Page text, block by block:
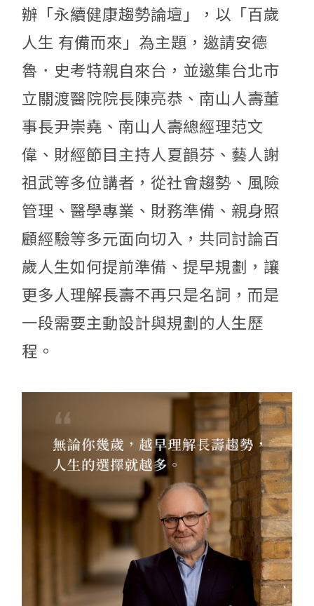
辦「永續健康趨勢論壇」，以「百歲
人生 有備而來」為主題，邀請安德
魯．史考特親自來台，並邀集台北市
立關渡醫院院長陳亮恭、南山人壽董
事長尹崇堯、南山人壽總經理范文
偉、財經節目主持人夏韻芬、藝人謝
祖武等多位講者，從社會趨勢、風險
管理、醫學專業、財務準備、親身照
顧經驗等多元面向切入，共同討論百
歲人生如何提前準備、提早規劃，讓
更多人理解長壽不再只是名詞，而是
一段需要主動設計與規劃的人生歷
程。